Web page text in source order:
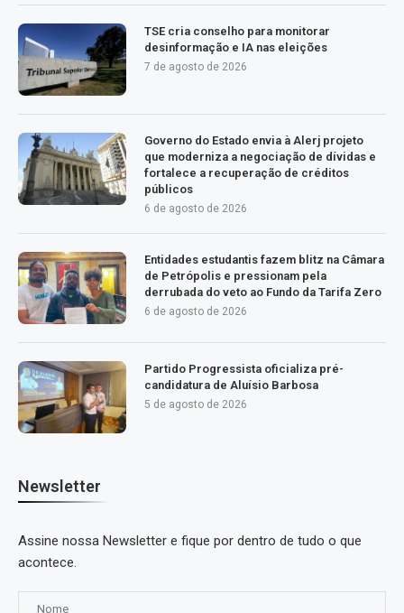
TSE cria conselho para monitorar
desinformação e IA nas eleições
7 de agosto de 2026
Governo do Estado envia à Alerj projeto
que moderniza a negociação de dívidas e
fortalece a recuperação de créditos
públicos
6 de agosto de 2026
Entidades estudantis fazem blitz na Câmara
de Petrópolis e pressionam pela
derrubada do veto ao Fundo da Tarifa Zero
6 de agosto de 2026
Partido Progressista oficializa pré-
candidatura de Aluísio Barbosa
5 de agosto de 2026
Newsletter
Assine nossa Newsletter e fique por dentro de tudo o que
acontece.